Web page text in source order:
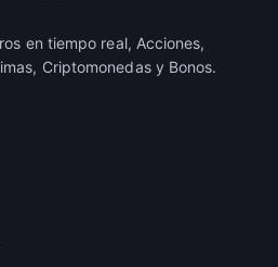
en tiempo real, Acciones,
Criptomonedas y Bonos.